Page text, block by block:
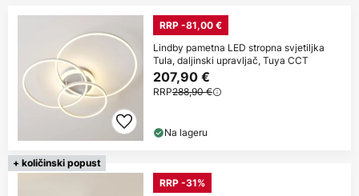
RRP -81,00 €
Lindby pametna LED stropna svjetiljka
Tula, daljinski upravljač, Tuya CCT
207,90 €
RRP288,90 €
Na lageru
+ količinski popust
RRP -31%